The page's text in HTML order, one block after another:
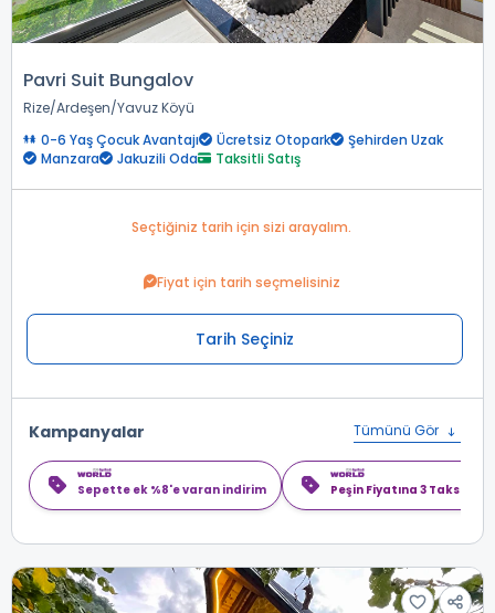
Pavri Suit Bungalov
Rize Ardeşen Yavuz Köyü
0-6 Yaş Çocuk Avantajı
Ücretsiz Otopark
Şehirden Uzak
Manzara
Jakuzili Oda Taksitli Satış
Seçtiğiniz tarih için sizi arayalım.
Fiyat için tarih seçmelisiniz
Tarih Seçiniz
Kampanyalar Tümünü Gör
Sepette ek %8'e varan indirim Peşin Fiyatına 3 Taksit